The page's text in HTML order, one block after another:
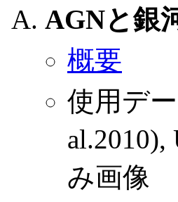
AGNと銀
概要
使用デ
al.2010),
み画像